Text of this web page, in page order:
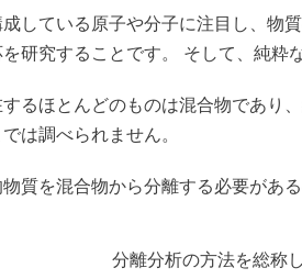
成している原子や分子に注目し、物
研究することです。 そして、純粋
るほとんどのものは混合物であり
は調べられません。
質を混合物から分離する必要がある
分離分析の方法を総称